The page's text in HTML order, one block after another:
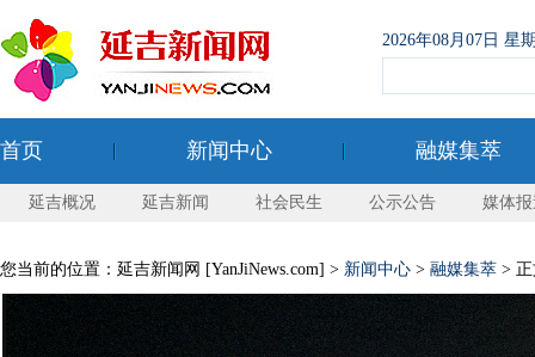
2026年08月07日 星
首页 新闻中心 融媒集萃
延吉概况 延吉新闻 社会民生 公示公告 媒体
您当前的位置：延吉新闻网 [YanJiNews.com] > 新闻中心 > 融媒集萃 >